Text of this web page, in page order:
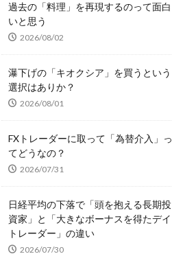
過去の「料理」を再現するのって面白
いと思う
2026/08/02
瀑下げの「キオクシア」を買うという
選択はありか？
2026/08/01
FXトレーダーに取って「為替介入」っ
てどうなの？
2026/07/31
日経平均の下落で「頭を抱える長期投
資家」と「大きなボーナスを得たデイ
トレーダー」の違い
2026/07/30